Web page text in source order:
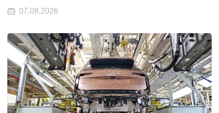
07.08.2026